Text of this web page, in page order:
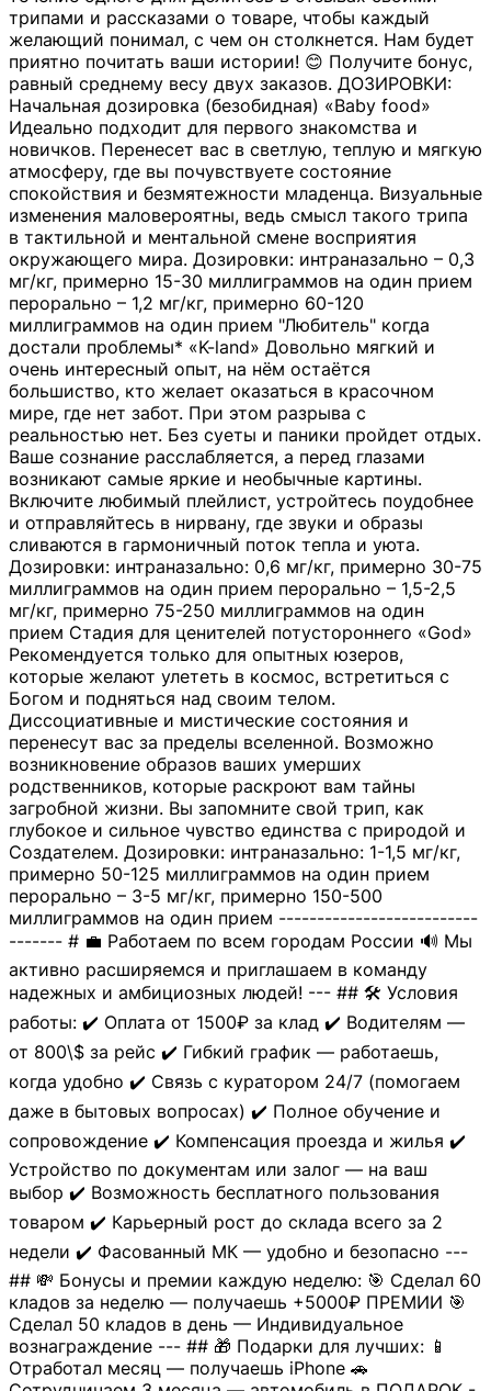
трипами и рассказами о товаре, чтобы каждый
желающий понимал, с чем он столкнется. Нам будет
приятно почитать ваши истории! 😊 Получите бонус,
равный среднему весу двух заказов. ДОЗИРОВКИ:
Начальная дозировка (безобидная) «Baby food»
Идеально подходит для первого знакомства и
новичков. Перенесет вас в светлую, теплую и мягкую
атмосферу, где вы почувствуете состояние
спокойствия и безмятежности младенца. Визуальные
изменения маловероятны, ведь смысл такого трипа
в тактильной и ментальной смене восприятия
окружающего мира. Дозировки: интраназально – 0,3
мг/кг, примерно 15-30 миллиграммов на один прием
перорально – 1,2 мг/кг, примерно 60-120
миллиграммов на один прием "Любитель" когда
достали проблемы* «K-land» Довольно мягкий и
очень интересный опыт, на нём остаётся
большиство, кто желает оказаться в красочном
мире, где нет забот. При этом разрыва с
реальностью нет. Без суеты и паники пройдет отдых.
Ваше сознание расслабляется, а перед глазами
возникают самые яркие и необычные картины.
Включите любимый плейлист, устройтесь поудобнее
и отправляйтесь в нирвану, где звуки и образы
сливаются в гармоничный поток тепла и уюта.
Дозировки: интраназально: 0,6 мг/кг, примерно 30-75
миллиграммов на один прием перорально – 1,5-2,5
мг/кг, примерно 75-250 миллиграммов на один
прием Стадия для ценителей потустороннего «God»
Рекомендуется только для опытных юзеров,
которые желают улететь в космос, встретиться с
Богом и подняться над своим телом.
Диссоциативные и мистические состояния и
перенесут вас за пределы вселенной. Возможно
возникновение образов ваших умерших
родственников, которые раскроют вам тайны
загробной жизни. Вы запомните свой трип, как
глубокое и сильное чувство единства с природой и
Создателем. Дозировки: интраназально: 1-1,5 мг/кг,
примерно 50-125 миллиграммов на один прием
перорально – 3-5 мг/кг, примерно 150-500
миллиграммов на один прием --------------------------
------- # 💼 Работаем по всем городам России 🔊 Мы
активно расширяемся и приглашаем в команду
надежных и амбициозных людей! --- ## 🛠 Условия
работы: ✔️ Оплата от 1500₽ за клад ✔️ Водителям —
от 800\$ за рейс ✔️ Гибкий график — работаешь,
когда удобно ✔️ Связь с куратором 24/7 (помогаем
даже в бытовых вопросах) ✔️ Полное обучение и
сопровождение ✔️ Компенсация проезда и жилья ✔️
Устройство по документам или залог — на ваш
выбор ✔️ Возможность бесплатного пользования
товаром ✔️ Карьерный рост до склада всего за 2
недели ✔️ Фасованный МК — удобно и безопасно ---
## 💸 Бонусы и премии каждую неделю: 🎯 Сделал 60
кладов за неделю — получаешь +5000₽ ПРЕМИИ 🎯
Сделал 50 кладов в день — Индивидуальное
вознаграждение --- ## 🎁 Подарки для лучших: 📱
Отработал месяц — получаешь iPhone 🚗